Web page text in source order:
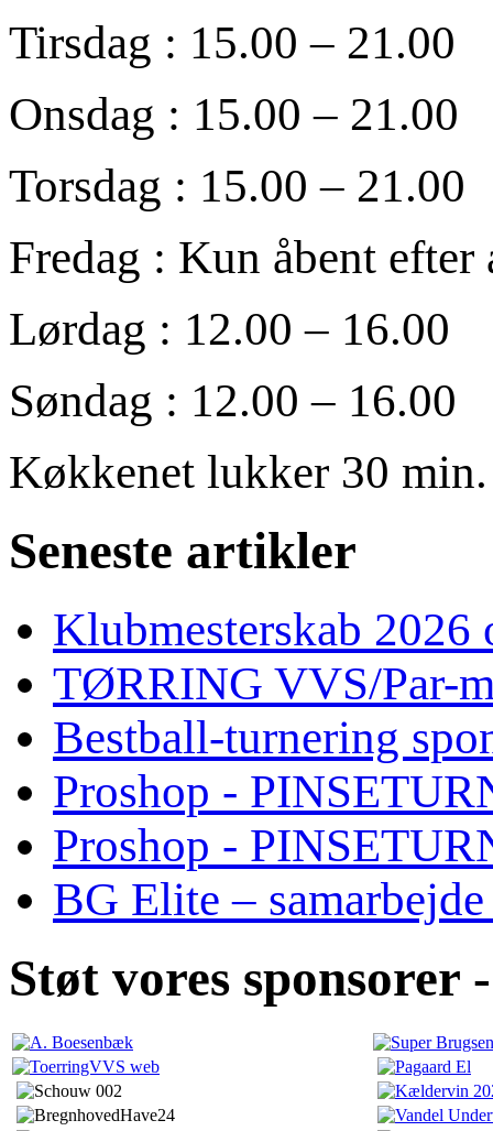
Tirsdag : 15.00 – 21.00
Onsdag : 15.00 – 21.00
Torsdag : 15.00 – 21.00
Fredag : Kun åbent efter
Lørdag : 12.00 – 16.00
Søndag : 12.00 – 16.00
Køkkenet lukker 30
Seneste artikler
Klubmesterskab
TØRRING VVS/Par-
Bestball-turnering
Proshop -
Proshop -
BG Elite –
Støt vores